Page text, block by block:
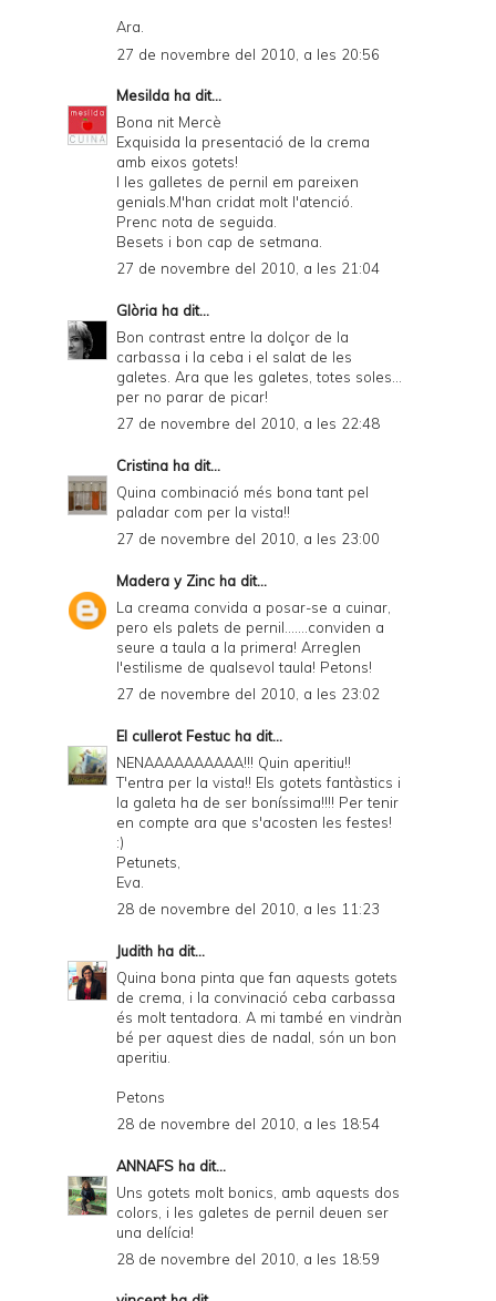
Ara.
27 de novembre del 2010, a les 20:56
Mesilda ha dit...
Bona nit Mercè
Exquisida la presentació de la crema
amb eixos gotets!
I les galletes de pernil em pareixen
genials.M'han cridat molt l'atenció.
Prenc nota de seguida.
Besets i bon cap de setmana.
27 de novembre del 2010, a les 21:04
Glòria ha dit...
Bon contrast entre la dolçor de la
carbassa i la ceba i el salat de les
galetes. Ara que les galetes, totes soles...
per no parar de picar!
27 de novembre del 2010, a les 22:48
Cristina ha dit...
Quina combinació més bona tant pel
paladar com per la vista!!
27 de novembre del 2010, a les 23:00
Madera y Zinc ha dit...
La creama convida a posar-se a cuinar,
pero els palets de pernil.......conviden a
seure a taula a la primera! Arreglen
l'estilisme de qualsevol taula! Petons!
27 de novembre del 2010, a les 23:02
El cullerot Festuc ha dit...
NENAAAAAAAAAA!!! Quin aperitiu!!
T'entra per la vista!! Els gotets fantàstics i
la galeta ha de ser boníssima!!!! Per tenir
en compte ara que s'acosten les festes!
:)
Petunets,
Eva.
28 de novembre del 2010, a les 11:23
Judith ha dit...
Quina bona pinta que fan aquests gotets
de crema, i la convinació ceba carbassa
és molt tentadora. A mi també en vindràn
bé per aquest dies de nadal, són un bon
aperitiu.
Petons
28 de novembre del 2010, a les 18:54
ANNAFS ha dit...
Uns gotets molt bonics, amb aquests dos
colors, i les galetes de pernil deuen ser
una delícia!
28 de novembre del 2010, a les 18:59